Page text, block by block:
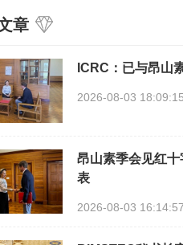
章
ICRC：已与昂山
2026-08-03 18:09:15
昂山素季会见红
表
2026-08-03 16:14:57